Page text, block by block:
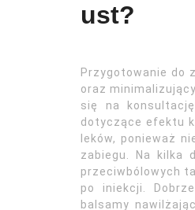
ust?
Przygotowanie do
oraz
się na
dotyczące efektu
leków, ponieważ
zabiegu. Na kilka
przeciwbólowych
po iniekcji.
balsamy